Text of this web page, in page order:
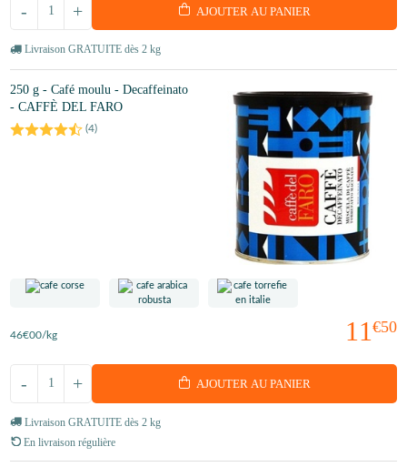
+
- AJOUTER AU PANIER
Livraison GRATUITE dès 2 kg
250 g - Café moulu - Decaffeinato
- CAFFÈ DEL FARO
(4)
11 €50
46€00/kg
+
- AJOUTER AU PANIER
Livraison GRATUITE dès 2 kg
En livraison régulière